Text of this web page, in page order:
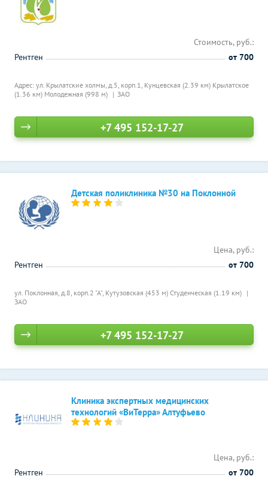
Адрес: ул. Крылатские холмы, д.5, корп.1, Кунцевская (2.39 км) Крылатское
(1.36 км) Молодежная (998 м) ЗАО
Стоимость, руб.:
Рентген
от 700
+7 495 152-17-27
Детская поликлиника №30 на Поклонной
ул. Поклонная, д.8, корп.2 "А", Кутузовская (453 м) Студенческая (1.19 км)
ЗАО
Цена, руб.:
Рентген
от 700
+7 495 152-17-27
Клиника экспертных медицинских
технологий «ВиТерра» Алтуфьево
Цена, руб.:
Рентген
от 700